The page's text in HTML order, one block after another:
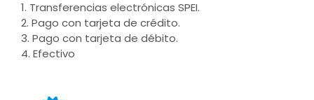
1. Transferencias electrónicas SPEI.
2. Pago con tarjeta de crédito.
3. Pago con tarjeta de débito.
4. Efectivo